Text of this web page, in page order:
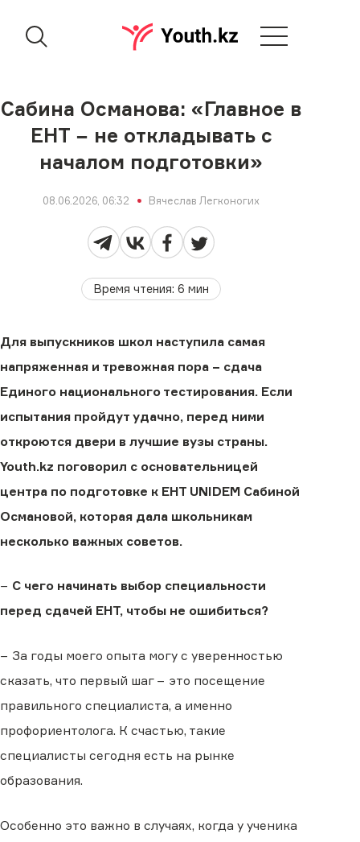
Сабина Османова: «Главное в
ЕНТ − не откладывать с
началом подготовки»
08.06.2026, 06:32 Вячеслав Легконогих
Время чтения: 6 мин
Для выпускников школ наступила самая
напряженная и тревожная пора − сдача
Единого национального тестирования. Если
испытания пройдут удачно, перед ними
откроются двери в лучшие вузы страны.
Youth.kz поговорил с основательницей
центра по подготовке к ЕНТ UNIDEM Сабиной
Османовой, которая дала школьникам
несколько важных советов.
− С чего начинать выбор специальности
перед сдачей ЕНТ, чтобы не ошибиться?
− За годы моего опыта могу с уверенностью
сказать, что первый шаг − это посещение
правильного специалиста, а именно
профориентолога. К счастью, такие
специалисты сегодня есть на рынке
образования.
Особенно это важно в случаях, когда у ученика